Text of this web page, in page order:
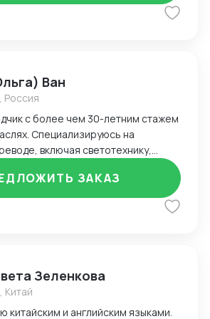
Ван
Россия
с более чем 30-летним стажем
Специализируюсь на
включая светотехнику,
и другие. Обладаю опытом
переговоров с крупными
ЗАКАЗ
Зеленкова
Китай
китайским и английским языками.